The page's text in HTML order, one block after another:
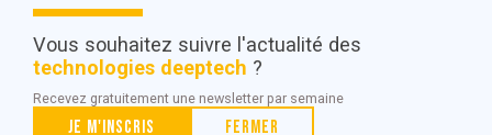
© POC Media 2026
Tous droits réservés.
Qui sommes nous ?
Vous souhaitez suivre l'actualité des
technologies deeptech ?
Recevez gratuitement une newsletter par semaine
Je m'inscris Fermer